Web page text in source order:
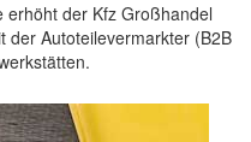
erhöht der Kfz Großhandel
der Autoteilevermarkter (B2B